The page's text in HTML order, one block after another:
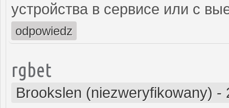
устройства в сервисе или с
odpowiedz
rgbet
Brookslen (niezweryfikowany) -